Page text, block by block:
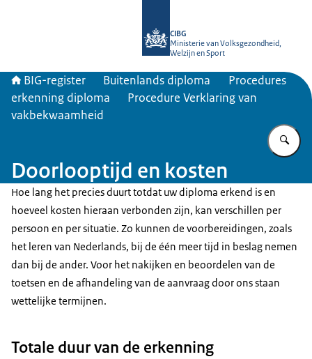
CIBG
Ministerie van Volksgezondheid,
Welzijn en Sport
BIG-register Buitenlands diploma
Procedures
erkenning diploma
Procedure Verklaring van
vakbekwaamheid
Doorlooptijd en kosten
Hoe lang het precies duurt totdat uw diploma erkend is en
hoeveel kosten hieraan verbonden zijn, kan verschillen per
persoon en per situatie. Zo kunnen de voorbereidingen, zoals
het leren van Nederlands, bij de één meer tijd in beslag nemen
dan bij de ander. Voor het nakijken en beoordelen van de
toetsen en de afhandeling van de aanvraag door ons staan
wettelijke termijnen.
Totale duur van de erkenning